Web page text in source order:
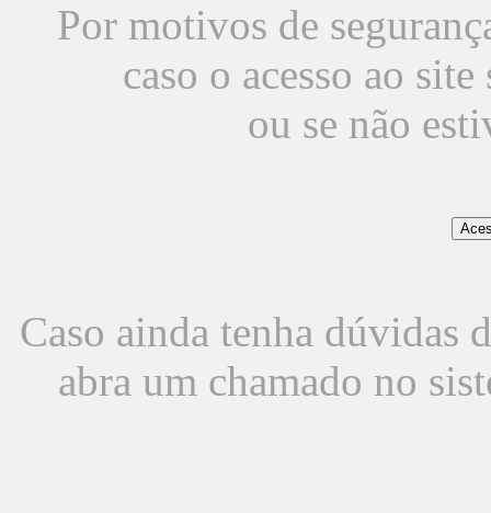
Por motivos de
caso o acesso ao
ou se não
Caso ainda tenha dúvidas
abra um chamado no